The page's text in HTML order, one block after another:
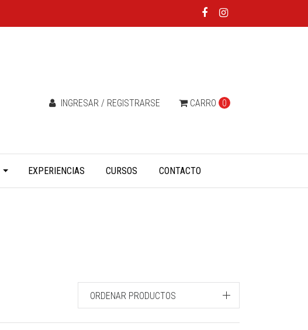
CARRO 0
INGRESAR / REGISTRARSE
EXPERIENCIAS CURSOS CONTACTO
ORDENAR PRODUCTOS